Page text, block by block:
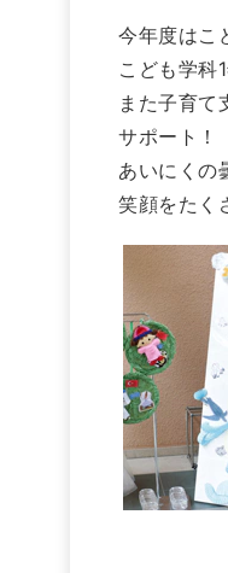
今年度はこ
こども学科
また子育て
サポート！
あいにくの
笑顔をたく